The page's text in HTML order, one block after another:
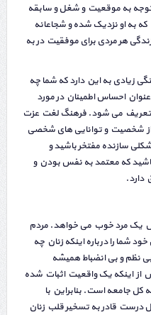
به موقعیت و شغل و سابقه
به او نزدیک شده و شجاعانه
هر مردی برای موفقیت در به
زیادی به این دارد که شما چه
احساس اطمینان در مورد
تعریف می شود. فرهنگ لغت عزت
شخصیت و توانایی های شخصی
سازنده مفتخر باشید و
که معتمد به نفس بودن و
یک مرد خوب می خواهد. مردم
شما را درباره اینکه زنان چه
نظم و بی انضباط همیشه
از اینکه یک واقعیت اثبات شده
جامعه است. بنابراین با
درست قادر به تسخیر قلب زنان